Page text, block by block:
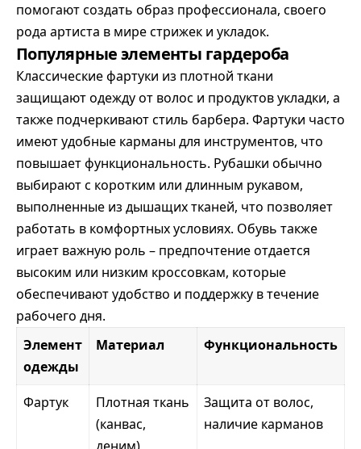
помогают создать образ профессионала, своего
рода артиста в мире стрижек и укладок.
Популярные элементы гардероба
Классические фартуки из плотной ткани
защищают одежду от волос и продуктов укладки, а
также подчеркивают стиль барбера. Фартуки часто
имеют удобные карманы для инструментов, что
повышает функциональность. Рубашки обычно
выбирают с коротким или длинным рукавом,
выполненные из дышащих тканей, что позволяет
работать в комфортных условиях. Обувь также
играет важную роль – предпочтение отдается
высоким или низким кроссовкам, которые
обеспечивают удобство и поддержку в течение
рабочего дня.
Элемент
одежды
Материал Функциональность
Фартук
Плотная ткань
(канвас,
Защита от волос,
наличие карманов